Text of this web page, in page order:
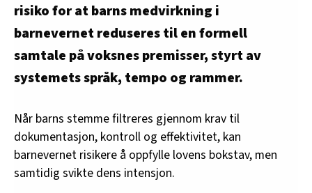
risiko for at barns medvirkning i
barnevernet reduseres til en formell
samtale på voksnes premisser, styrt av
systemets språk, tempo og rammer.
Når barns stemme filtreres gjennom krav til
dokumentasjon, kontroll og effektivitet, kan
barnevernet risikere å oppfylle lovens bokstav, men
samtidig svikte dens intensjon.